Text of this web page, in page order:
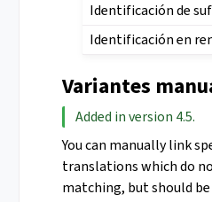
Identificación de
Identificación en
Variantes
Added in version 4.5.
You can manually link
translations which do
matching, but should